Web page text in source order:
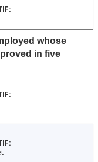
whose
in five